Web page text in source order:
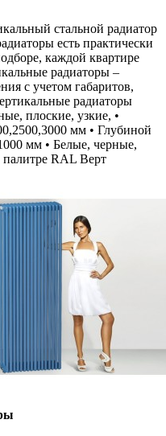
стальной радиатор
есть практически
каждой квартире
радиаторы –
с учетом габаритов,
радиаторы
плоские, узкие, •
мм • Глубиной
мм • Белые, черные,
RAL Верт